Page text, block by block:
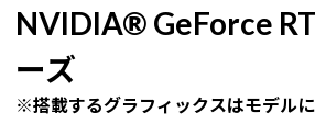
NVIDIA® GeForce
ーズ
※搭載するグラフィックスはモデル